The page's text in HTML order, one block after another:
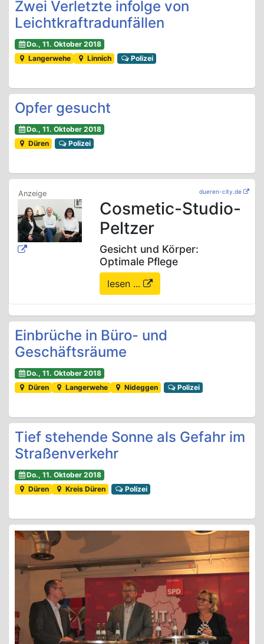
Zwei Verletzte infolge von
Leichtkraftradunfällen
Do., 11. Oktober 2018
Langerwehe
Linnich Polizei
Opfer gesucht
Do., 11. Oktober 2018
Düren
Polizei
dueren-city.de
Cosmetic-Studio-
Peltzer
Gesicht und Körper:
Optimale Pflege
lesen ...
Einbrüche in Büro- und
Geschäftsräume
Do., 11. Oktober 2018
Düren
Langerwehe Nideggen Polizei
Tief stehende Sonne als Gefahr im
Straßenverkehr
Do., 11. Oktober 2018
Düren
Kreis Düren Polizei